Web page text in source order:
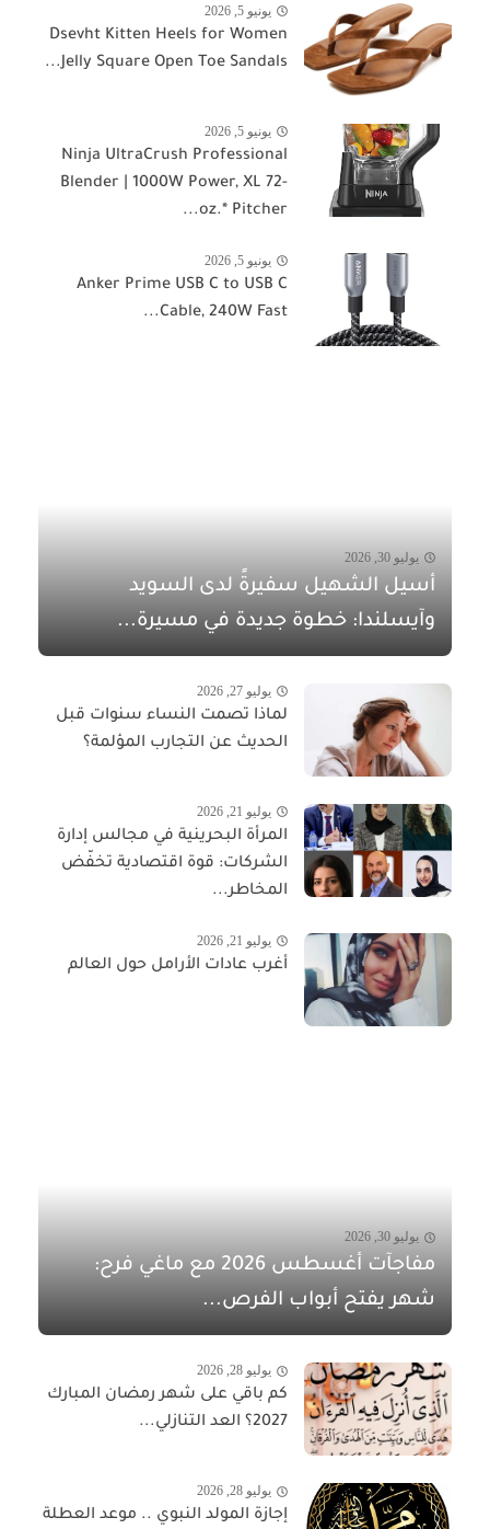
يونيو 5, 2026
Dsevht Kitten Heels for Women
Jelly Square Open Toe Sandals...
يونيو 5, 2026
Ninja UltraCrush Professional
Blender | 1000W Power, XL 72-
oz.* Pitcher...
يونيو 5, 2026
Anker Prime USB C to USB C
Cable, 240W Fast...
يوليو 30, 2026
أسيل الشهيل سفيرةً لدى السويد
وآيسلندا: خطوة جديدة في مسيرة...
يوليو 27, 2026
لماذا تصمت النساء سنوات قبل
الحديث عن التجارب المؤلمة؟
يوليو 21, 2026
المرأة البحرينية في مجالس إدارة
الشركات: قوة اقتصادية تخفّض
المخاطر...
يوليو 21, 2026
أغرب عادات الأرامل حول العالم
يوليو 30, 2026
مفاجآت أغسطس 2026 مع ماغي فرح:
شهر يفتح أبواب الفرص...
يوليو 28, 2026
كم باقي على شهر رمضان المبارك
2027؟ العد التنازلي...
يوليو 28, 2026
إجازة المولد النبوي .. موعد العطلة